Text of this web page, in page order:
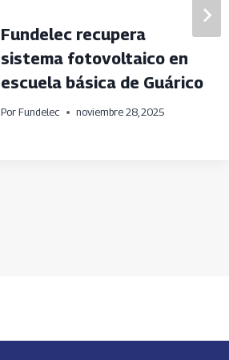
Fundelec recupera
sistema fotovoltaico en
escuela básica de Guárico
Por Fundelec noviembre 28, 2025